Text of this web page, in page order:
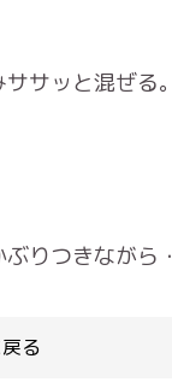
サッと混ぜる。
りつきながら
る